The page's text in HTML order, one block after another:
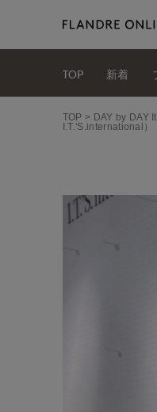
TOP 新着
TOP DAY by DAY
I.T.'S.international）